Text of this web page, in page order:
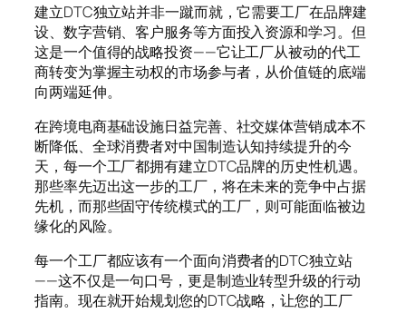
建立DTC独立站并非一蹴而就，它需要工厂在品牌建
设、数字营销、客户服务等方面投入资源和学习。但
这是一个值得的战略投资——它让工厂从被动的代工
商转变为掌握主动权的市场参与者，从价值链的底端
向两端延伸。
在跨境电商基础设施日益完善、社交媒体营销成本不
断降低、全球消费者对中国制造认知持续提升的今
天，每一个工厂都拥有建立DTC品牌的历史性机遇。
那些率先迈出这一步的工厂，将在未来的竞争中占据
先机，而那些固守传统模式的工厂，则可能面临被边
缘化的风险。
每一个工厂都应该有一个面向消费者的DTC独立站
——这不仅是一句口号，更是制造业转型升级的行动
指南。现在就开始规划您的DTC战略，让您的工厂